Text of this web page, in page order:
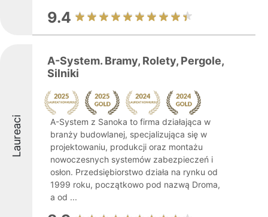
9.4
Laureaci
A-System. Bramy, Rolety, Pergole,
Silniki
A-System z Sanoka to firma działająca w
branży budowlanej, specjalizująca się w
projektowaniu, produkcji oraz montażu
nowoczesnych systemów zabezpieczeń i
osłon. Przedsiębiorstwo działa na rynku od
1999 roku, początkowo pod nazwą Droma,
a od ...